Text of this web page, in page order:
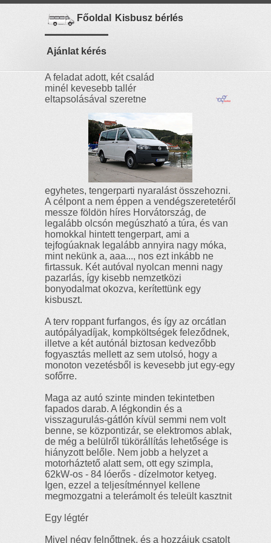
Főoldal Kisbusz bérlés
Ajánlat kérés
VW Transporter
A feladat adott, két család
minél kevesebb tallér
eltapsolásával szeretne
egyhetes, tengerparti nyaralást összehozni.
A célpont a nem éppen a vendégszeretetéről
messze földön híres Horvátország, de
legalább olcsón megúszható a túra, és van
homokkal hintett tengerpart, ami a
tejfogúaknak legalább annyira nagy móka,
mint nekünk a, aaa..., nos ezt inkább ne
firtassuk. Két autóval nyolcan menni nagy
pazarlás, így kisebb nemzetközi
bonyodalmat okozva, kerítettünk egy
kisbuszt.
A terv roppant furfangos, és így az orcátlan
autópályadíjak, kompköltségek feleződnek,
illetve a két autónál biztosan kedvezőbb
fogyasztás mellett az sem utolsó, hogy a
monoton vezetésből is kevesebb jut egy-egy
sofőrre.
Maga az autó szinte minden tekintetben
fapados darab. A légkondin és a
visszagurulás-gátlón kívül semmi nem volt
benne, se központizár, se elektromos ablak,
de még a belülről tükörállítás lehetősége is
hiányzott belőle. Nem jobb a helyzet a
motorháztető alatt sem, ott egy szimpla,
62kW-os - 84 lóerős - dízelmotor ketyeg.
Igen, ezzel a teljesítménnyel kellene
megmozgatni a telerámolt és teleült kasztnit
Egy légtér
Mivel négy felnőttnek, és a hozzájuk csatolt